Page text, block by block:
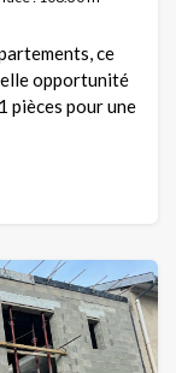
ce
opportunité
pièces pour une